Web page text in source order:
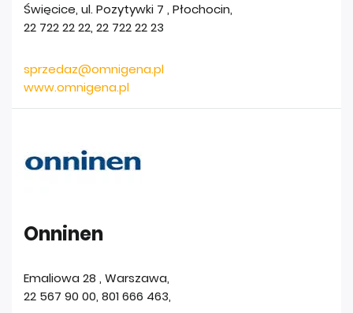
Święcice, ul. Pozytywki 7 , Płochocin,
22 722 22 22, 22 722 22 23
sprzedaz@omnigena.pl
www.omnigena.pl
Onninen
Emaliowa 28 , Warszawa,
22 567 90 00, 801 666 463,